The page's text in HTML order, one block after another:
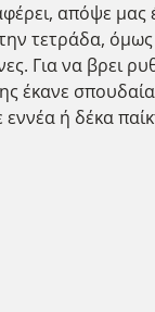
απόψε μας
τετράδα,
Για να βρει
έκανε
ή δέκα